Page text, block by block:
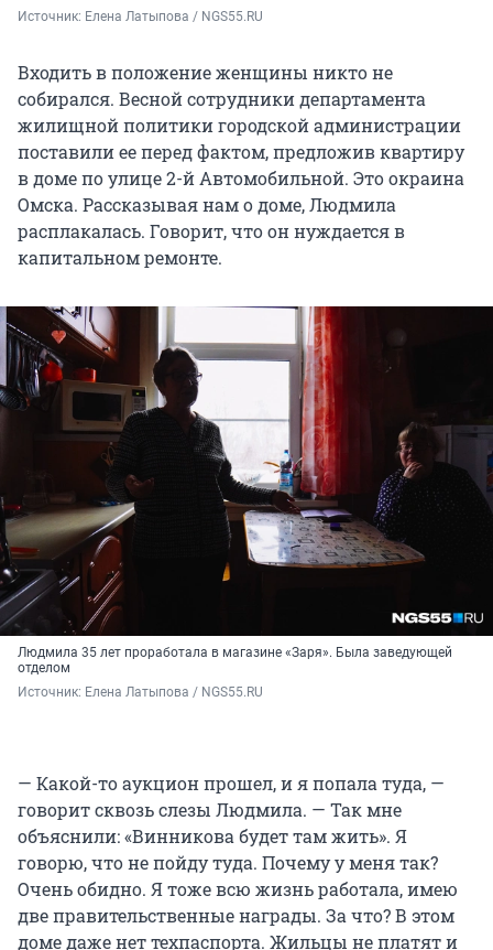
Источник: Елена Латыпова / NGS55.RU
Входить в положение женщины никто не
собирался. Весной сотрудники департамента
жилищной политики городской администрации
поставили ее перед фактом, предложив квартиру
в доме по улице 2-й Автомобильной. Это окраина
Омска. Рассказывая нам о доме, Людмила
расплакалась. Говорит, что он нуждается в
капитальном ремонте.
Людмила 35 лет проработала в магазине «Заря». Была заведующей
отделом
Источник: Елена Латыпова / NGS55.RU
— Какой-то аукцион прошел, и я попала туда, —
говорит сквозь слезы Людмила. — Так мне
объяснили: «Винникова будет там жить». Я
говорю, что не пойду туда. Почему у меня так?
Очень обидно. Я тоже всю жизнь работала, имею
две правительственные награды. За что? В этом
доме даже нет техпаспорта. Жильцы не платят и